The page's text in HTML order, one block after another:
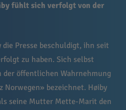
fühlt sich verfolgt von der
Presse beschuldigt, ihn seit
zu haben. Sich selbst
öffentlichen Wahrnehmung
Norwegen» bezeichnet. Høiby
seine Mutter Mette-Marit den